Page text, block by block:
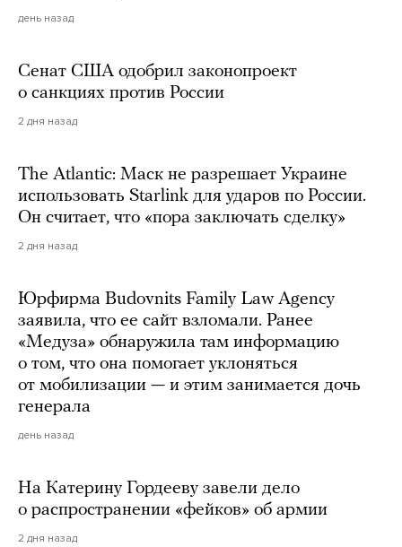
день назад
Сенат США одобрил законопроект
о санкциях против России
2 дня назад
The Atlantic: Маск не разрешает Украине
использовать Starlink для ударов по России.
Он считает, что «пора заключать сделку»
2 дня назад
Юрфирма Budovnits Family Law Agency
заявила, что ее сайт взломали. Ранее
«Медуза» обнаружила там информацию
о том, что она помогает уклоняться
от мобилизации — и этим занимается дочь
генерала
день назад
На Катерину Гордееву завели дело
о распространении «фейков» об армии
2 дня назад